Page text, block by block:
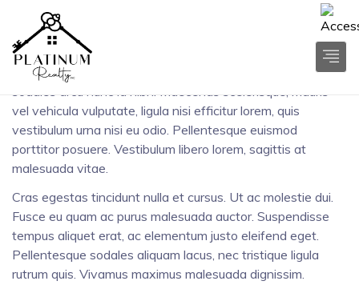
Vestibulum sit amet nisl dui. Nunc feugiat ipsum ac massa
congue, semper vestibulum est tincidunt. Integer dignissim,
enim nec molestie pharetra, nulla tortor suscipit neque, sed
sodales arcu nunc id nibh. Maecenas scelerisque, mauris
vel vehicula vulputate, ligula nisi efficitur lorem, quis
vestibulum urna nisi eu odio. Pellentesque euismod
porttitor posuere. Vestibulum libero lorem, sagittis at
malesuada vitae.
Cras egestas tincidunt nulla et cursus. Ut ac molestie dui.
Fusce eu quam ac purus malesuada auctor. Suspendisse
tempus aliquet erat, ac elementum justo eleifend eget.
Pellentesque sodales aliquam lacus, nec tristique ligula
rutrum quis. Vivamus maximus malesuada dignissim.